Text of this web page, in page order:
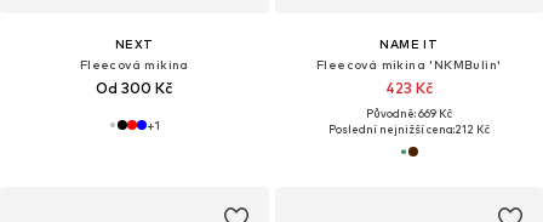
NEXT
Fleecová mikina
Od 300 Kč
+1
NAME IT
Fleecová mikina 'NKMBulin'
423 Kč
Původně: 669 Kč
Poslední nejnižší cena:212 Kč